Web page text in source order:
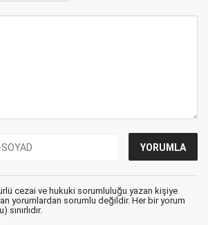
cezai ve hukuki sorumluluğu yazan kişiye
yorumlardan sorumlu değildir. Her bir yorum